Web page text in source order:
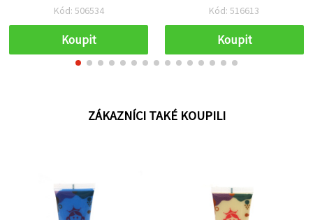
Kód: 506534
Koupit
fotografie a papír –
cardmaking a kreativní
tvoření
Kód: 516613
Koupit
ZÁKAZNÍCI TAKÉ KOUPILI